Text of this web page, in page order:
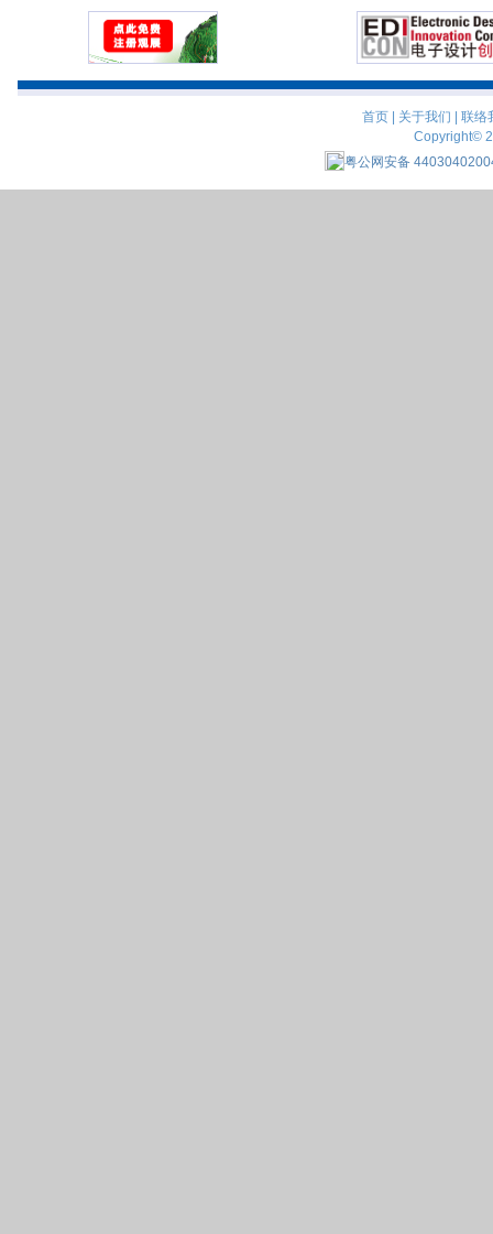
首页 关于我们
联络
Copyright©
粤公网安备